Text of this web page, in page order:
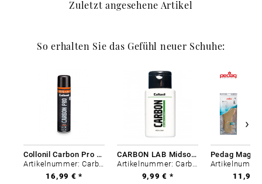
Zuletzt angesehene Artikel
So erhalten Sie das Gefühl neuer Schuhe:
Collonil Carbon Pro 400 ml
Artikelnummer: Carbon-0
16,99 € *
CARBON LAB Midsole Cleaner
Artikelnummer: Carbon-0
9,99 € *
11,99